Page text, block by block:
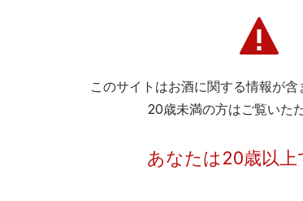
このサイトはお酒に関する情報が含
20歳未満の方はご覧いた
あなたは20歳以上